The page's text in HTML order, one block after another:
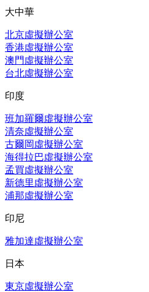
大中華
北京虛擬辦公室
香港虛擬辦公室
澳門虛擬辦公室
台北虛擬辦公室
印度
班加羅爾虛擬辦公室
清奈虛擬辦公室
古爾岡虛擬辦公室
海得拉巴虛擬辦公室
孟買虛擬辦公室
新德里虛擬辦公室
浦那虛擬辦公室
印尼
雅加達虛擬辦公室
日本
東京虛擬辦公室